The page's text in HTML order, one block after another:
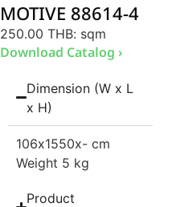
MOTIVE 88614-4
250.00 THB: sqm
Download Catalog ›
Dimension (W x L
x H)
106x1550x- cm
Weight 5 kg
Product